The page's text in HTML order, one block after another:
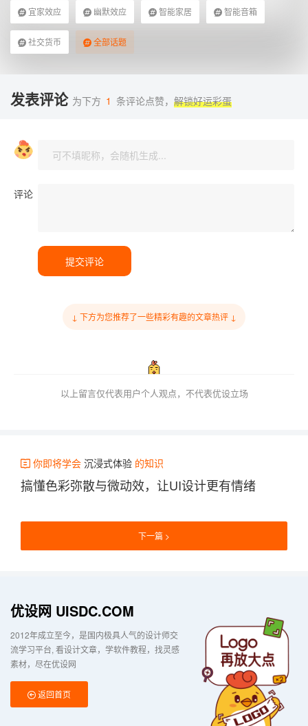
宜家效应 幽默效应 智能家居 智能音箱
社交货币 全部话题
发表评论 为下方 1 条评论点赞， 解锁好运彩蛋
评论
提交评论
↓ 下方为您推荐了一些精彩有趣的文章热评 ↓
以上留言仅代表用户个人观点，不代表优设立场
你即将学会 沉浸式体验 的知识
搞懂色彩弥散与微动效，让UI设计更有情绪
下一篇
优设网 UISDC.COM
2012年成立至今，是国内极具人气的设计师交
流学习平台 看设计文章，学软件教程，找灵感
素材，尽在优设网
返回首页